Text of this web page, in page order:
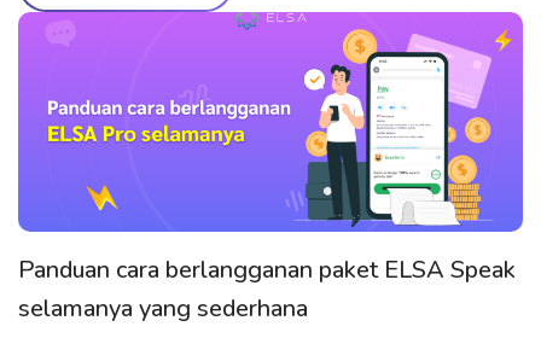
Panduan cara berlangganan paket ELSA Speak
selamanya yang sederhana